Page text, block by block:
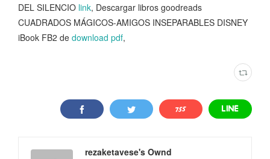
DEL SILENCIO link, Descargar libros goodreads
CUADRADOS MÁGICOS-AMIGOS INSEPARABLES DISNEY
iBook FB2 de download pdf,
rezaketavese's Ownd